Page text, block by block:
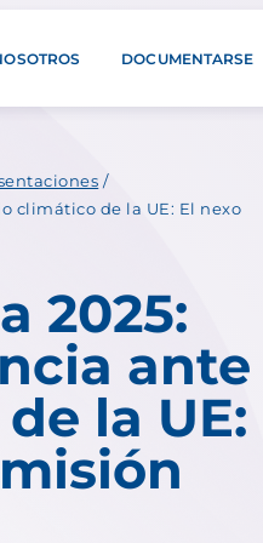
DOCUMENTARSE
/
climático de la UE: El nexo
2025:
ante
la UE: